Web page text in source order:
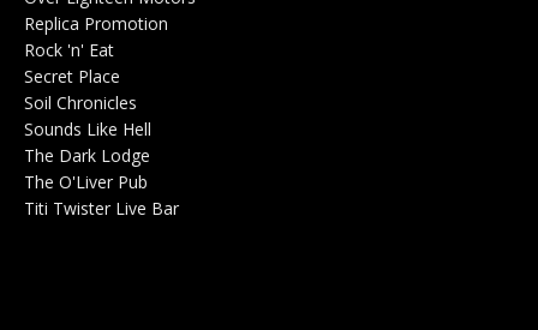
Replica Promotion
Rock 'n' Eat
Secret Place
Soil Chronicles
Sounds Like Hell
The Dark Lodge
The O'Liver Pub
Titi Twister Live Bar